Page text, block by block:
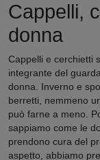
Cappelli,
donna
Cappelli e cerchietti
integrante del
donna. Inverno e
berretti, nemmeno
può farne a meno.
sappiamo come le
prendono cura del
aspetto, abbiamo